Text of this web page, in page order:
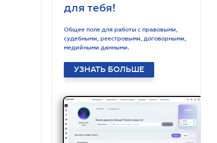
для тебя!
Общее поле для работы с правовыми,
судебными, реестровыми, договорными,
медийными данными.
УЗНАТЬ БОЛЬШЕ